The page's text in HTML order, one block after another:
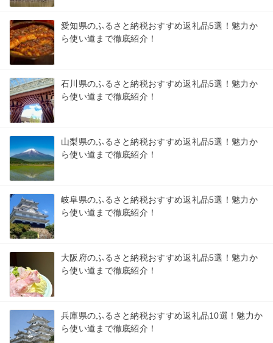
愛知県のふるさと納税おすすめ返礼品5選！魅力か
ら使い道まで徹底紹介！
石川県のふるさと納税おすすめ返礼品5選！魅力か
ら使い道まで徹底紹介！
山梨県のふるさと納税おすすめ返礼品5選！魅力か
ら使い道まで徹底紹介！
岐阜県のふるさと納税おすすめ返礼品5選！魅力か
ら使い道まで徹底紹介！
大阪府のふるさと納税おすすめ返礼品5選！魅力か
ら使い道まで徹底紹介！
兵庫県のふるさと納税おすすめ返礼品10選！魅力か
ら使い道まで徹底紹介！